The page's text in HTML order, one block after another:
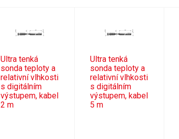
Ultra tenká
sonda teploty a
relativní vlhkosti
s digitálním
výstupem, kabel
2 m
Ultra tenká
sonda teploty a
relativní vlhkosti
s digitálním
výstupem, kabel
5 m